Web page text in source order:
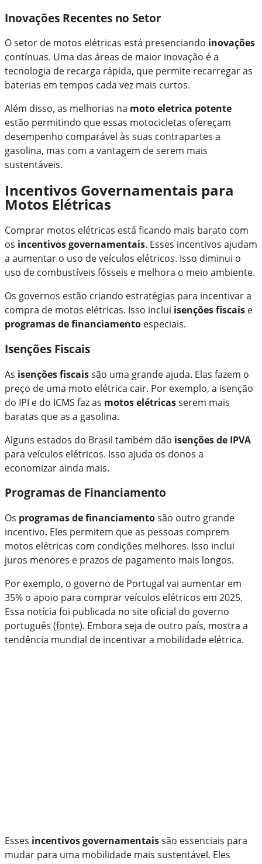
Inovações Recentes no Setor
O setor de motos elétricas está presenciando inovações
contínuas. Uma das áreas de maior inovação é a
tecnologia de recarga rápida, que permite recarregar as
baterias em tempos cada vez mais curtos.
Além disso, as melhorias na moto eletrica potente
estão permitindo que essas motocicletas ofereçam
desempenho comparável às suas contrapartes a
gasolina, mas com a vantagem de serem mais
sustentáveis.
Incentivos Governamentais para
Motos Elétricas
Comprar motos elétricas está ficando mais barato com
os incentivos governamentais. Esses incentivos ajudam
a aumentar o uso de veículos elétricos. Isso diminui o
uso de combustíveis fósseis e melhora o meio ambiente.
Os governos estão criando estratégias para incentivar a
compra de motos elétricas. Isso inclui isenções fiscais e
programas de financiamento especiais.
Isenções Fiscais
As isenções fiscaissão uma grande ajuda. Elas fazem o
preço de uma moto elétrica cair. Por exemplo, a isenção
do IPI e do ICMS faz as motos elétricasserem mais
baratas que as a gasolina.
Alguns estados do Brasil também dão isenções de IPVA
para veículos elétricos. Isso ajuda os donos a
economizar ainda mais.
Programas de Financiamento
Os programas de financiamentosão outro grande
incentivo. Eles permitem que as pessoas comprem
motos elétricas com condições melhores. Isso inclui
juros menores e prazos de pagamento mais longos.
Por exemplo, o governo de Portugal vai aumentar em
35% o apoio para comprar veículos elétricos em 2025.
Essa notícia foi publicada no site oficial do governo
português (fonte). Embora seja de outro país, mostra a
tendência mundial de incentivar a mobilidade elétrica.
Esses incentivos governamentaissão essenciais para
mudar para uma mobilidade mais sustentável. Eles